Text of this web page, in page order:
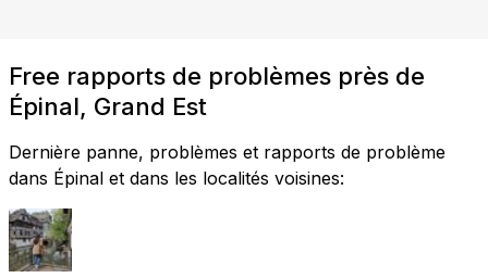
Free rapports de problèmes près de
Épinal, Grand Est
Dernière panne, problèmes et rapports de problème
dans Épinal et dans les localités voisines: